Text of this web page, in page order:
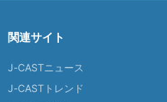
関連サイト
J-CASTニュース
J-CASTトレンド